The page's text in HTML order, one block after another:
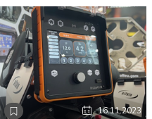
NOVINKA 16.11.2023